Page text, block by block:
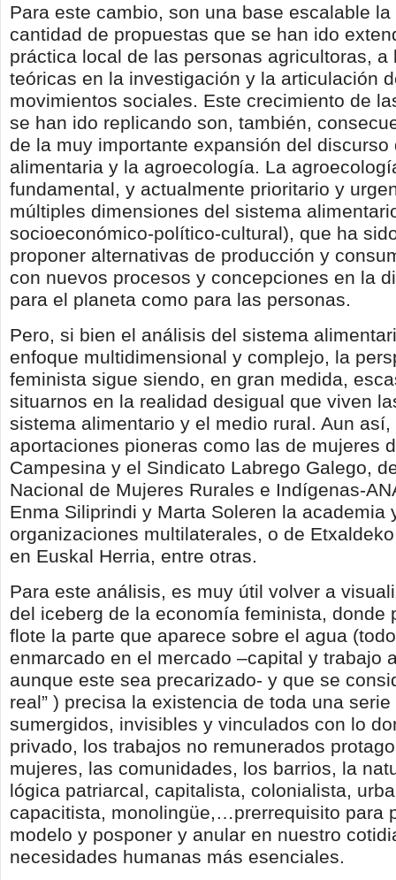
Para este cambio, son una base escalable
cantidad de propuestas que se han ido
práctica local de las personas agricultoras, a
teóricas en la investigación y la articulación
movimientos sociales. Este crecimiento de
se han ido replicando son, también,
de la muy importante expansión del
alimentaria y la agroecología. La
fundamental, y actualmente prioritario y
múltiples dimensiones del sistema
socioeconómico-político-cultural), que ha
proponer alternativas de producción y
con nuevos procesos y concepciones en la
para el planeta como para las personas.
Pero, si bien el análisis del sistema
enfoque multidimensional y complejo, la
feminista sigue siendo, en gran medida,
situarnos en la realidad desigual que viven
sistema alimentario y el medio rural. Aun así,
aportaciones pioneras como las de mujeres
Campesina y el Sindicato Labrego Galego,
Nacional de Mujeres Rurales e Indígenas-
Enma Siliprindi y Marta Soleren la academia
organizaciones multilaterales, o de
en Euskal Herria, entre otras.
Para este análisis, es muy útil volver a
del iceberg de la economía feminista, donde
flote la parte que aparece sobre el agua
enmarcado en el mercado –capital y trabajo
aunque este sea precarizado- y que se
real” ) precisa la existencia de toda una
sumergidos, invisibles y vinculados con lo
privado, los trabajos no remunerados
mujeres, las comunidades, los barrios, la
lógica patriarcal, capitalista, colonialista,
capacitista, monolingüe,…prerrequisito para
modelo y posponer y anular en nuestro
necesidades humanas más esenciales.